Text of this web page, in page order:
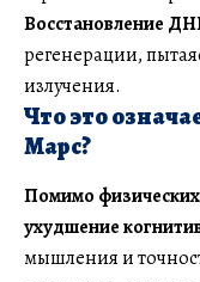
Восстановление
регенерации,
излучения.
Что это
Марс?
Помимо
ухудшение
мышления и